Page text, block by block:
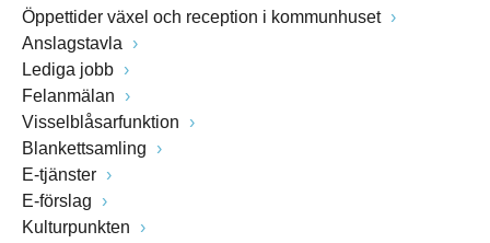
Öppettider växel och reception i kommunhuset
Anslagstavla
Lediga jobb
Felanmälan
Visselblåsarfunktion
Blankettsamling
E-tjänster
E-förslag
Kulturpunkten